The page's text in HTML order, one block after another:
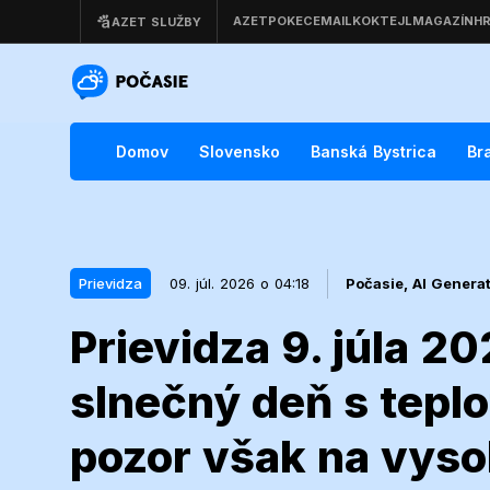
Domov Slovensko Banská Bystrica
Prievidza 09. júl. 2026 o 04:18 Počasie, AI
Prievidza 9. júla
slnečný deň s
pozor však na
Prievidza 9.